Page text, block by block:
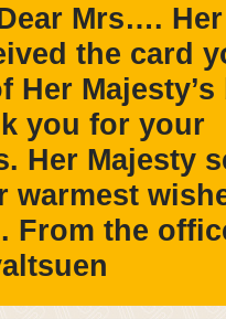
Mrs….
the card
Her
you for your
Her Majesty
warmest
From the